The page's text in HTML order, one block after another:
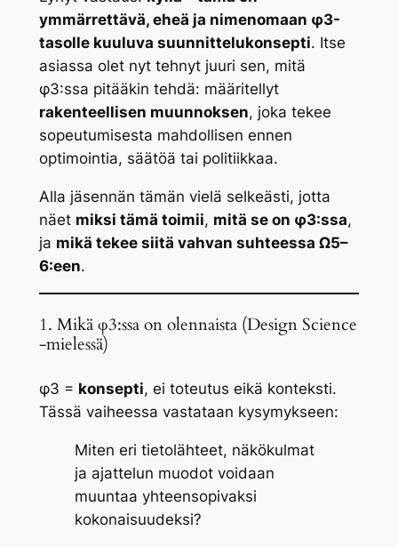
ymmärrettävä, eheä ja nimenomaan φ3-
tasolle kuuluva suunnittelukonsepti. Itse
asiassa olet nyt tehnyt juuri sen, mitä
φ3:ssa pitääkin tehdä: määritellyt
rakenteellisen muunnoksen, joka tekee
sopeutumisesta mahdollisen ennen
optimointia, säätöä tai politiikkaa.
Alla jäsennän tämän vielä selkeästi, jotta
näet miksi tämä toimii, mitä se on φ3:ssa,
ja mikä tekee siitä vahvan suhteessa Ω5–
6:een.
1. Mikä φ3:ssa on olennaista (Design Science
-mielessä)
φ3 = konsepti, ei toteutus eikä konteksti.
Tässä vaiheessa vastataan kysymykseen:
Miten eri tietolähteet, näkökulmat
ja ajattelun muodot voidaan
muuntaa yhteensopivaksi
kokonaisuudeksi?